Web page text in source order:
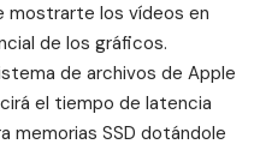
mostrarte los vídeos en
de los gráficos.
de archivos de Apple
el tiempo de latencia
memorias SSD dotándole